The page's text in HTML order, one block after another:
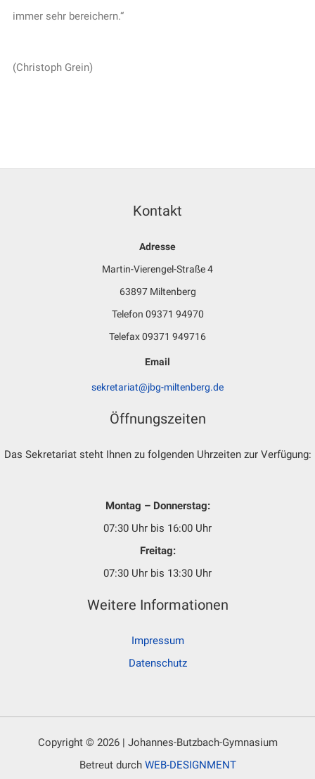
immer sehr bereichern.“
(Christoph Grein)
Kontakt
Adresse
Martin-Vierengel-Straße 4
63897 Miltenberg
Telefon 09371 94970
Telefax 09371 949716
Email
sekretariat@jbg-miltenberg.de
Öffnungszeiten
Das Sekretariat steht Ihnen zu folgenden Uhrzeiten zur Verfügung:
Montag – Donnerstag:
07:30 Uhr bis 16:00 Uhr
Freitag:
07:30 Uhr bis 13:30 Uhr
Weitere Informationen
Impressum
Datenschutz
Copyright © 2026 | Johannes-Butzbach-Gymnasium
Betreut durch WEB-DESIGNMENT